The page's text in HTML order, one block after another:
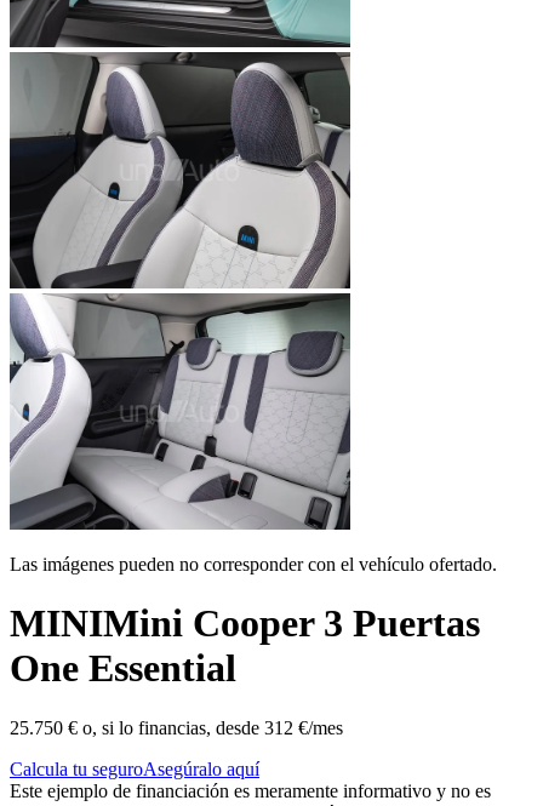
Las imágenes pueden no corresponder con el vehículo ofertado.
MINIMini Cooper 3 Puertas
One Essential
25.750 € o, si lo financias, desde 312 €/mes
Calcula tu seguroAsegúralo aquí
Este ejemplo de financiación es meramente informativo y no es